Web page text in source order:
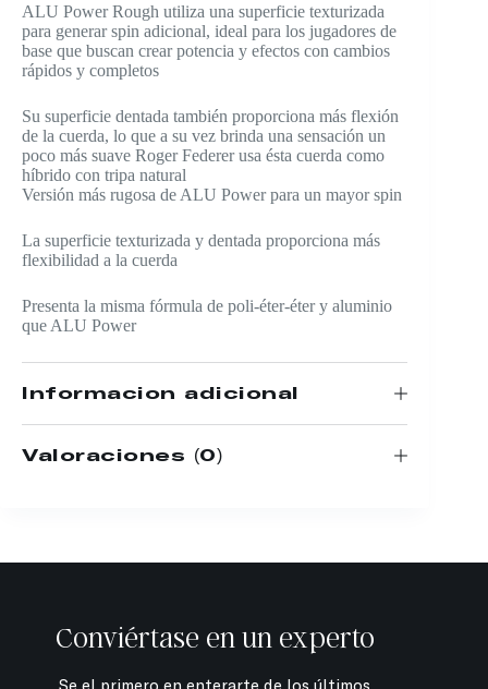
ALU Power Rough utiliza una superficie texturizada
para generar spin adicional, ideal para los jugadores de
base que buscan crear potencia y efectos con cambios
rápidos y completos
Su superficie dentada también proporciona más flexión
de la cuerda, lo que a su vez brinda una sensación un
poco más suave Roger Federer usa ésta cuerda como
híbrido con tripa natural
Versión más rugosa de ALU Power para un mayor spin
La superficie texturizada y dentada proporciona más
flexibilidad a la cuerda
Presenta la misma fórmula de poli-éter-éter y aluminio
que ALU Power
Información adicional
Valoraciones (0)
Conviértase en un experto
Se el primero en enterarte de los últimos